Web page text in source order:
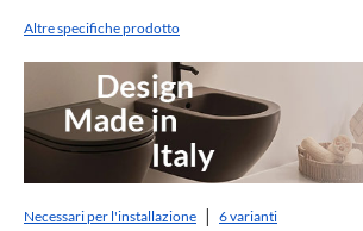
Altre specifiche prodotto
Necessari per l'installazione 6 varianti